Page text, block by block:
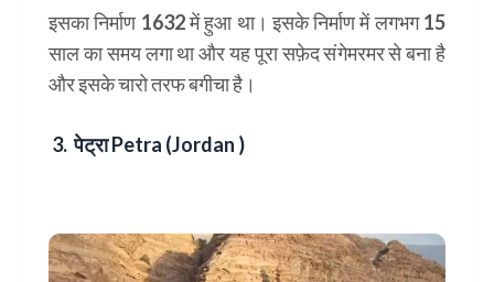
इसका निर्माण 1632 में हुआ था। इसके निर्माण में लगभग 15
साल का समय लगा था और यह पूरा सफ़ेद संगेमरमर से बना है
और इसके चारो तरफ बगीचा है।
3. पेट्राPetra (Jordan )